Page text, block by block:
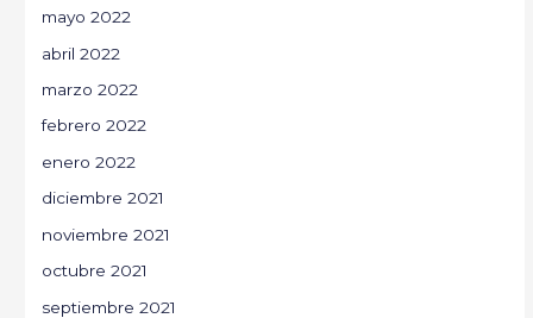
mayo 2022
abril 2022
marzo 2022
febrero 2022
enero 2022
diciembre 2021
noviembre 2021
octubre 2021
septiembre 2021